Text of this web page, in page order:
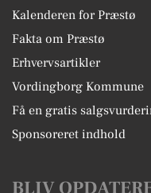
Kalenderen for Præstø
Fakta om Præstø
Erhvervsartikler
Vordingborg Kommune
Få en gratis
Sponsoreret indhold
BLIV